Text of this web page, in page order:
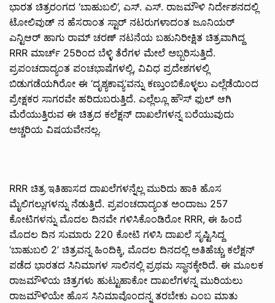
ಭಾರತ ಚಿತ್ರರಂಗದ ‘ಬಾಹುಬಲಿ’, ಎಸ್. ಎಸ್. ರಾಜಮೌಳಿ ನಿರ್ದೇಶನದಲ್ಲಿ
ಟೋಲಿವುಡ್ ನ ಹೆಸರಾಂತ ಸ್ಟಾರ್ ನಟರುಗಳಾದಂತ ಜೂನಿಯರ್
ಎನ್ಟಿಆರ್ ಹಾಗು ರಾಮ್ ಚರಣ್ ನಟನೆಯ ಬಹುನಿರೀಕ್ಷಿತ ಚಿತ್ರವಾಗಿದ್ದ
RRR ಮಾರ್ಚ್ 25ರಿಂದ ಬೆಳ್ಳಿ ತೆರೆಗಳ ಮೇಲೆ ಅಬ್ಬರಿಸುತ್ತಿದೆ.
ಪ್ರಪಂಚದಾದ್ಯಂತ ಪಂಚಭಾಷೆಗಳಲ್ಲಿ, ವಿವಿಧ ಪ್ರದೇಶಗಳಲ್ಲಿ
ಬಿಡುಗಡೆಯಗಿರೋ ಈ ‘ದೃಶ್ಯಕಾವ್ಯ’ವನ್ನು ಕಣ್ತುಂಬಿಕೊಳ್ಳಲು ಎಲ್ಲೆಡೆಯಿಂದ
ಪ್ರೇಕ್ಷಕರ ಸಾಗರವೇ ಹರಿದುಬರುತ್ತಿದೆ. ಎಲ್ಲೆಲ್ಲೂ ಹೌಸ್ ಫುಲ್ ಆಗಿ
ಮೆರೆಯುತ್ತಿರುವ ಈ ಚಿತ್ರದ ಕಲೆಕ್ಷನ್ ದಾಖಲೆಗಳನ್ನ ಬರೆಯುವುದು
ಅಚ್ಚರಿಯ ವಿಷಯವೇನಲ್ಲ.
RRR ಚಿತ್ರ ಇತಿಹಾಸದ ದಾಖಲೆಗಳನ್ನೆಲ್ಲ ಮುರಿದು ಹಾಕಿ ಹೊಸ
ಮೈಲಿಗಲ್ಲುಗಳನ್ನು ನೆಡುತ್ತಿದೆ. ಪ್ರಪಂಚದಾದ್ಯಂತ ಅಂದಾಜು 257
ಕೋಟಿಗಳನ್ನು ಮೊದಲ ದಿನವೇ ಗಳಿಸಿಕೊಂಡಿರೋ RRR, ಈ ಹಿಂದೆ
ಮೊದಲ ದಿನ ಸುಮಾರು 220 ಕೋಟಿ ಗಳಿಸಿ ದಾಖಲೆ ಸೃಷ್ಟಿಸಿದ್ದ
‘ಬಾಹುಬಲಿ 2’ ಚಿತ್ರವನ್ನ ಹಿಂದಿಕ್ಕಿ, ಮೊದಲ ದಿನದಲ್ಲಿ ಅತಿಹೆಚ್ಚು ಕಲೆಕ್ಷನ್
ಪಡೆದ ಭಾರತದ ಸಿನಿಮಾಗಳ ಸಾಲಿನಲ್ಲಿ ಪ್ರಥಮ ಸ್ಥಾನಕ್ಕೇರಿದೆ. ಈ ಮೂಲಕ
ರಾಜಮೌಳಿಯ ಚಿತ್ರಗಳು ಹುಟ್ಟುಹಾಕೋ ದಾಖಲೆಗಳನ್ನ ಮುರಿಯಲು
ರಾಜಮೌಳಿಯೇ ಹೊಸ ಸಿನಿಮಾವೊಂದನ್ನ ತರಬೇಕು ಎಂಬ ಮಾತು